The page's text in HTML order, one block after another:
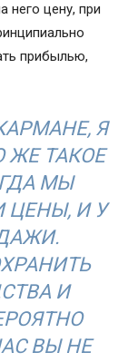
цену, при
прибылью,
Я
ЖЕ ТАКОЕ
МЫ
ЦЕНЫ, И У
И
ВЫ НЕ